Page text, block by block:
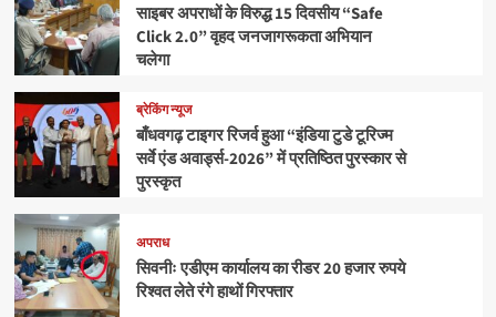
साइबर अपराधों के विरुद्ध 15 दिवसीय “Safe
Click 2.0” वृहद जनजागरूकता अभियान
चलेगा
ब्रेकिंग न्यूज
बाँधवगढ़ टाइगर रिजर्व हुआ “इंडिया टुडे टूरिज्म
सर्वे एंड अवार्ड्स-2026” में प्रतिष्ठित पुरस्कार से
पुरस्कृत
अपराध
सिवनीः एडीएम कार्यालय का रीडर 20 हजार रुपये
रिश्वत लेते रंगे हाथों गिरफ्तार